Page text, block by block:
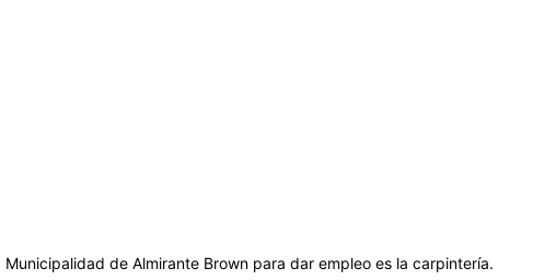
de Almirante Brown para dar empleo es la carpintería.